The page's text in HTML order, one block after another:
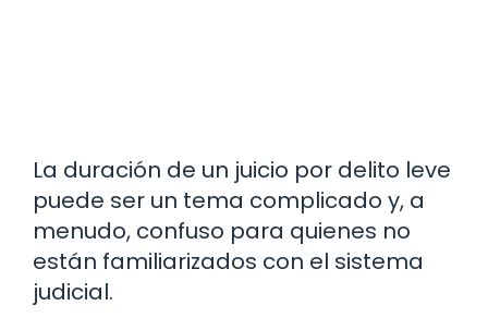
La duración de un juicio por delito leve
puede ser un tema complicado y, a
menudo, confuso para quienes no
están familiarizados con el sistema
judicial.